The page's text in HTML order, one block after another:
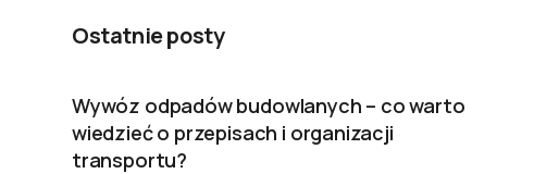
Ostatnie posty
Wywóz odpadów budowlanych – co warto
wiedzieć o przepisach i organizacji
transportu?